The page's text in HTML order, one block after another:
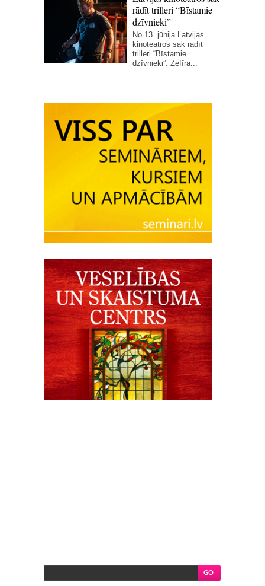
rādīt trilleri “Bīstamie
dzīvnieki”
No 13. jūnija Latvijas
kinoteātros sāk rādīt
trilleri “Bīstamie
dzīvnieki”. Zefīra...